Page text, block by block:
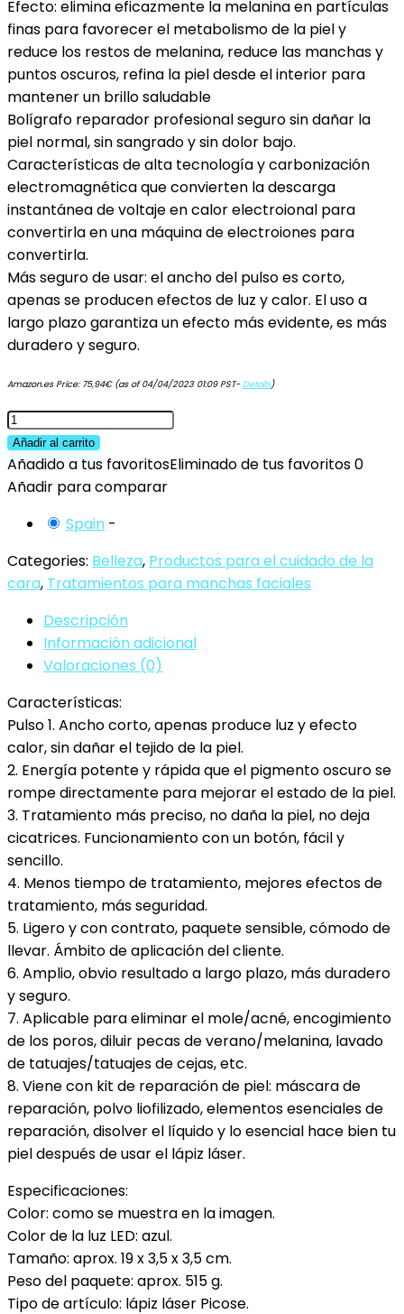
Efecto: elimina eficazmente la melanina en partículas
finas para favorecer el metabolismo de la piel y
reduce los restos de melanina, reduce las manchas y
puntos oscuros, refina la piel desde el interior para
mantener un brillo saludable
Bolígrafo reparador profesional seguro sin dañar la
piel normal, sin sangrado y sin dolor bajo.
Características de alta tecnología y carbonización
electromagnética que convierten la descarga
instantánea de voltaje en calor electroional para
convertirla en una máquina de electroiones para
convertirla.
Más seguro de usar: el ancho del pulso es corto,
apenas se producen efectos de luz y calor. El uso a
largo plazo garantiza un efecto más evidente, es más
duradero y seguro.
Amazon.es Price: 75,94€(as of 04/04/2023 01:09 PST-Details)
Máquina
para
eliminar
manchas
Eliminar
tatuajes
cicatriz
Pecas
con
gafas
tipos
de
frecuencia
de
trabajo…
cantidad
Añadir al carrito
Añadido a tus favoritosEliminado de tus favoritos0
Añadir para comparar
Spain -
Categories: Belleza, Productos para el cuidado de la
cara, Tratamientos para manchas faciales
Descripción
Información adicional
Valoraciones (0)
Características:
Pulso 1. Ancho corto, apenas produce luz y efecto
calor, sin dañar el tejido de la piel.
2. Energía potente y rápida que el pigmento oscuro se
rompe directamente para mejorar el estado de la piel.
3. Tratamiento más preciso, no daña la piel, no deja
cicatrices. Funcionamiento con un botón, fácil y
sencillo.
4. Menos tiempo de tratamiento, mejores efectos de
tratamiento, más seguridad.
5. Ligero y con contrato, paquete sensible, cómodo de
llevar. Ámbito de aplicación del cliente.
6. Amplio, obvio resultado a largo plazo, más duradero
y seguro.
7. Aplicable para eliminar el mole/acné, encogimiento
de los poros, diluir pecas de verano/melanina, lavado
de tatuajes/tatuajes de cejas, etc.
8. Viene con kit de reparación de piel: máscara de
reparación, polvo liofilizado, elementos esenciales de
reparación, disolver el líquido y lo esencial hace bien tu
piel después de usar el lápiz láser.
Especificaciones:
Color: como se muestra en la imagen.
Color de la luz LED: azul.
Tamaño: aprox. 19 x 3,5 x 3,5 cm.
Peso del paquete: aprox. 515 g.
Tipo de artículo: lápiz láser Picose.